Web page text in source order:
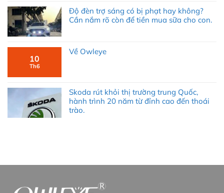
Độ đèn trợ sáng có bị phạt hay không?
Cần nắm rõ còn để tiền mua sữa cho con.
10
Th6
Về Owleye
Skoda rút khỏi thị trường trung Quốc,
hành trình 20 năm từ đỉnh cao đến thoái
trào.